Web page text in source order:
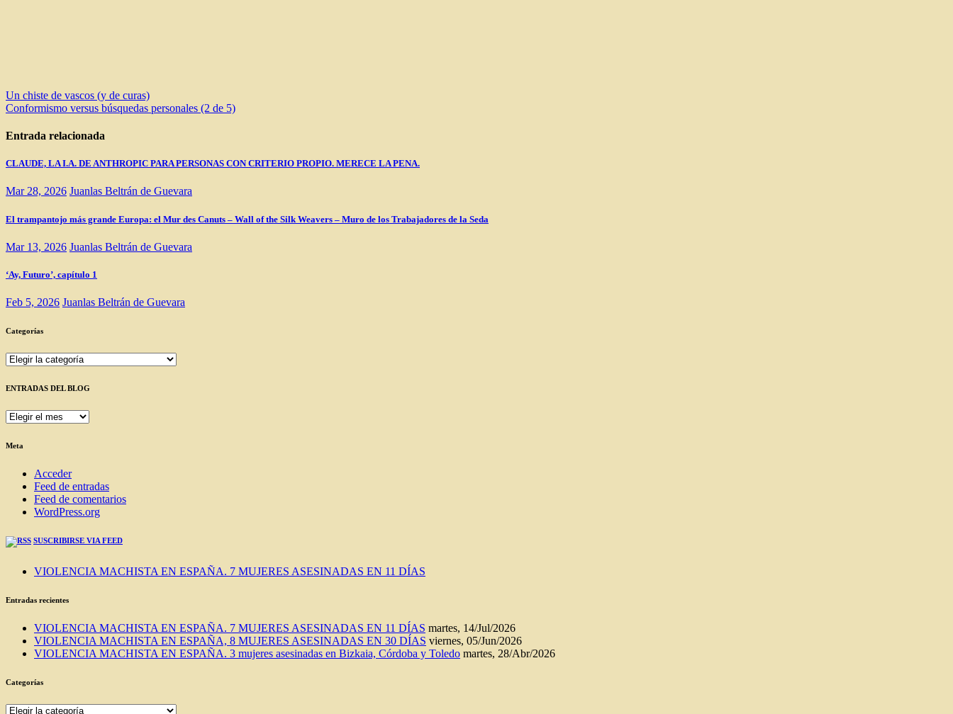
Navegación
de
entradas
Un chiste de vascos (y de curas)
Conformismo versus búsquedas personales (2 de 5)
Entrada relacionada
CLAUDE, LA I.A. DE ANTHROPIC PARA PERSONAS CON CRITERIO PROPIO. MERECE LA PENA.
Mar 28, 2026 Juanlas Beltrán de Guevara
El trampantojo más grande Europa: el Mur des Canuts – Wall of the Silk Weavers – Muro de los Trabajadores de la Seda
Mar 13, 2026 Juanlas Beltrán de Guevara
‘Ay, Futuro’, capítulo 1
Feb 5, 2026 Juanlas Beltrán de Guevara
Categorías
Categorías
ENTRADAS DEL BLOG
ENTRADAS
BLOG
Meta
Acceder
Feed de entradas
Feed de comentarios
WordPress.org
SUSCRIBIRSE VIA FEED
VIOLENCIA MACHISTA EN ESPAÑA. 7 MUJERES ASESINADAS EN 11 DÍAS
Entradas recientes
VIOLENCIA MACHISTA EN ESPAÑA. 7 MUJERES ASESINADAS EN 11 DÍAS martes, 14/Jul/2026
VIOLENCIA MACHISTA EN ESPAÑA, 8 MUJERES ASESINADAS EN 30 DÍAS viernes, 05/Jun/2026
VIOLENCIA MACHISTA EN ESPAÑA. 3 mujeres asesinadas en Bizkaia, Córdoba y Toledo martes, 28/Abr/2026
Categorías
Categorías